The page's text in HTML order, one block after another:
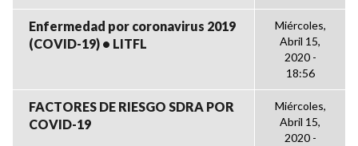
Enfermedad por coronavirus 2019
(COVID-19) • LITFL
Miércoles,
Abril 15,
2020 -
18:56
FACTORES DE RIESGO SDRA POR
COVID-19
Miércoles,
Abril 15,
2020 -